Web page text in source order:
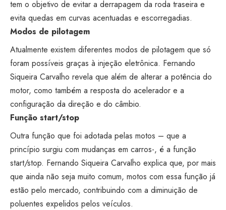
tem o objetivo de evitar a derrapagem da roda traseira e
evita quedas em curvas acentuadas e escorregadias.
Modos de pilotagem
Atualmente existem diferentes modos de pilotagem que só
foram possíveis graças à injeção eletrônica. Fernando
Siqueira Carvalho revela que além de alterar a potência do
motor, como também a resposta do acelerador e a
configuração da direção e do câmbio.
Função start/stop
Outra função que foi adotada pelas motos – que a
princípio surgiu com mudanças em carros-, é a função
start/stop. Fernando Siqueira Carvalho explica que, por mais
que ainda não seja muito comum, motos com essa função já
estão pelo mercado, contribuindo com a diminuição de
poluentes expelidos pelos veículos.